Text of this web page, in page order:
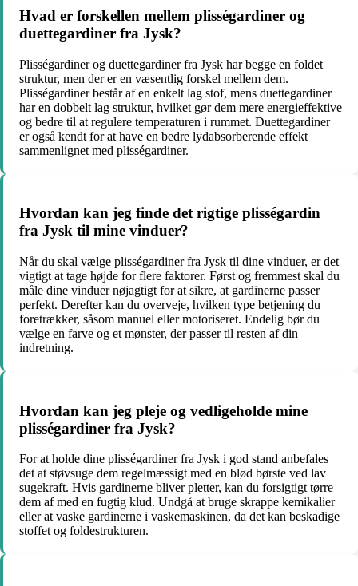
Hvad er forskellen mellem plisségardiner og
duettegardiner fra Jysk?
Plisségardiner og duettegardiner fra Jysk har begge en foldet
struktur, men der er en væsentlig forskel mellem dem.
Plisségardiner består af en enkelt lag stof, mens duettegardiner
har en dobbelt lag struktur, hvilket gør dem mere energieffektive
og bedre til at regulere temperaturen i rummet. Duettegardiner
er også kendt for at have en bedre lydabsorberende effekt
sammenlignet med plisségardiner.
Hvordan kan jeg finde det rigtige plisségardin
fra Jysk til mine vinduer?
Når du skal vælge plisségardiner fra Jysk til dine vinduer, er det
vigtigt at tage højde for flere faktorer. Først og fremmest skal du
måle dine vinduer nøjagtigt for at sikre, at gardinerne passer
perfekt. Derefter kan du overveje, hvilken type betjening du
foretrækker, såsom manuel eller motoriseret. Endelig bør du
vælge en farve og et mønster, der passer til resten af din
indretning.
Hvordan kan jeg pleje og vedligeholde mine
plisségardiner fra Jysk?
For at holde dine plisségardiner fra Jysk i god stand anbefales
det at støvsuge dem regelmæssigt med en blød børste ved lav
sugekraft. Hvis gardinerne bliver pletter, kan du forsigtigt tørre
dem af med en fugtig klud. Undgå at bruge skrappe kemikalier
eller at vaske gardinerne i vaskemaskinen, da det kan beskadige
stoffet og foldestrukturen.